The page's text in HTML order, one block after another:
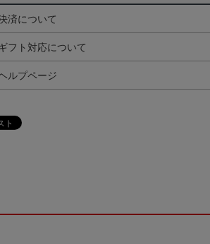
済について
フト対応について
ルプページ